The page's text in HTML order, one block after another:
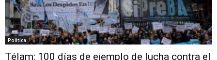
Politica
Télam: 100 días de ejemplo de lucha contra el